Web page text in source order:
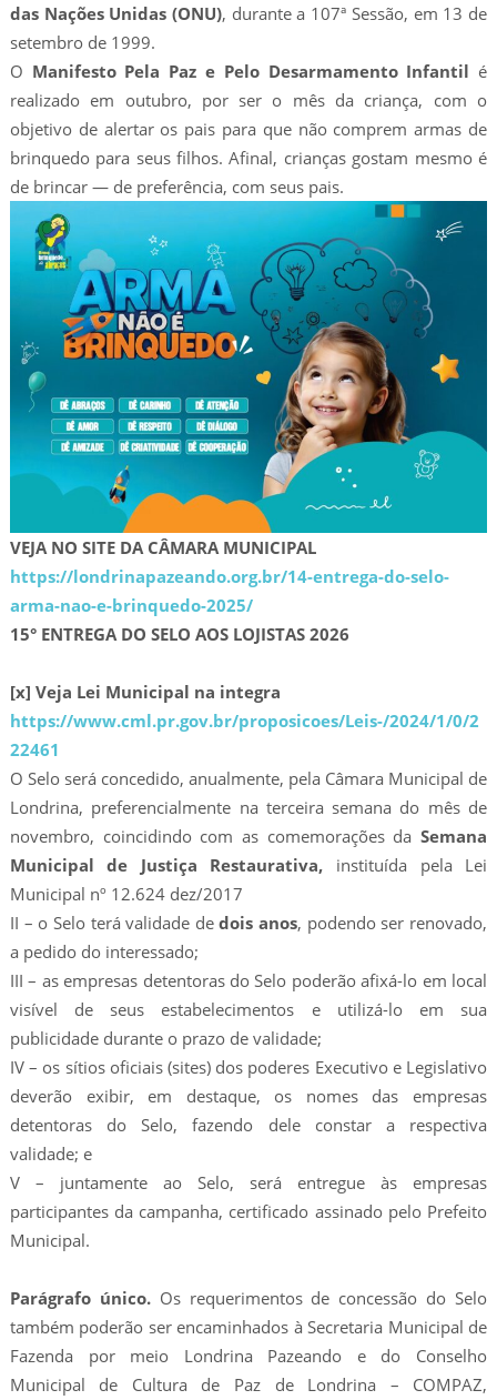
das Nações Unidas (ONU), durante a 107ª Sessão, em 13 de
setembro de 1999.
O Manifesto Pela Paz e Pelo Desarmamento Infantil é
realizado em outubro, por ser o mês da criança, com o
objetivo de alertar os pais para que não comprem armas de
brinquedo para seus filhos. Afinal, crianças gostam mesmo é
de brincar — de preferência, com seus pais.
VEJA NO SITE DA CÂMARA MUNICIPAL
https://londrinapazeando.org.br/14-entrega-do-selo-
arma-nao-e-brinquedo-2025/
15° ENTREGA DO SELO AOS LOJISTAS 2026
[x] Veja Lei Municipal na integra
https://www.cml.pr.gov.br/proposicoes/Leis-/2024/1/0/2
22461
O Selo será concedido, anualmente, pela Câmara Municipal de
Londrina, preferencialmente na terceira semana do mês de
novembro, coincidindo com as comemorações daSemana
Municipal de Justiça Restaurativa, instituída pela Lei
Municipal nº 12.624 dez/2017
II – o Selo terá validade dedois anos, podendo ser renovado,
a pedido do interessado;
III – as empresas detentoras do Selo poderão afixá-lo em local
visível de seus estabelecimentos e utilizá-lo em sua
publicidade durante o prazo de validade;
IV – os sítios oficiais (sites) dos poderes Executivo e Legislativo
deverão exibir, em destaque, os nomes das empresas
detentoras do Selo, fazendo dele constar a respectiva
validade; e
V – juntamente ao Selo, será entregue às empresas
participantes da campanha, certificado assinado pelo Prefeito
Municipal.
Parágrafo único.Os requerimentos de concessão do Selo
também poderão ser encaminhados à Secretaria Municipal de
Fazenda por meio Londrina Pazeando e do Conselho
Municipal de Cultura de Paz de Londrina – COMPAZ,